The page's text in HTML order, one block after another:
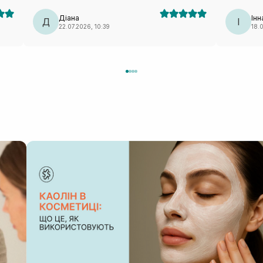
Д Діана
22.07.2026, 10:39 І